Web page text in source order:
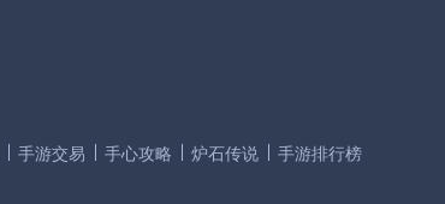
手游交易 手心攻略 炉石传说
手游排行榜